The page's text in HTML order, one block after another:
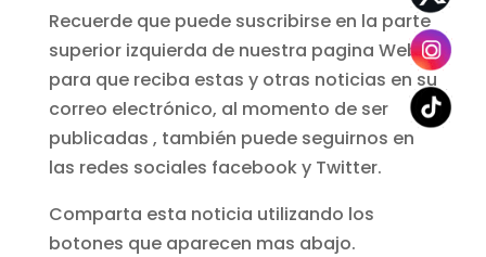
Recuerde que puede suscribirse en la parte
superior izquierda de nuestra pagina Web,
para que reciba estas y otras noticias en su
correo electrónico, al momento de ser
publicadas , también puede seguirnos en
las redes sociales facebook y Twitter.
Comparta esta noticia utilizando los
botones que aparecen mas abajo.